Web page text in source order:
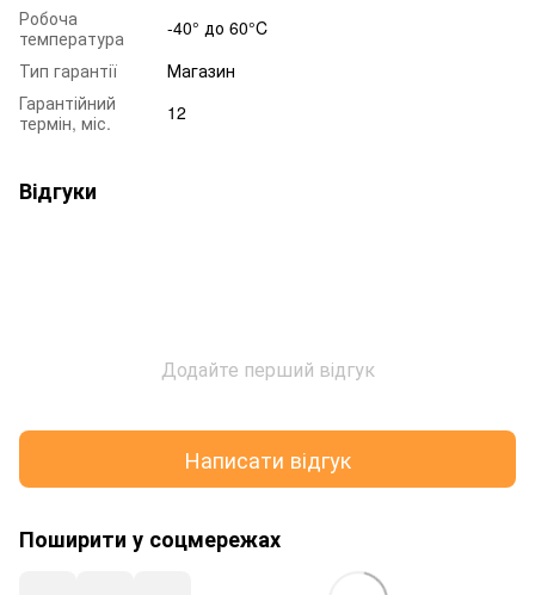
Робоча
температура
-40° до 60°C
Тип гарантії
Магазин
Гарантійний
термін, міс.
12
Відгуки
Додайте перший відгук
Написати відгук
Поширити у соцмережах